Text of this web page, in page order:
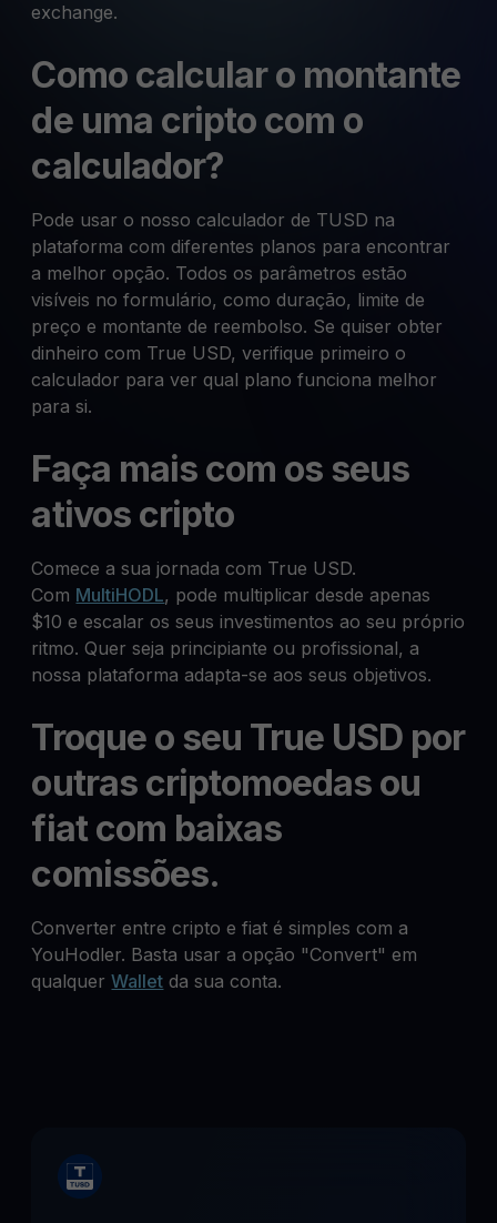
exchange.
Como calcular o montante
de uma cripto com o
calculador?
Pode usar o nosso calculador de TUSD na
plataforma com diferentes planos para encontrar
a melhor opção. Todos os parâmetros estão
visíveis no formulário, como duração, limite de
preço e montante de reembolso. Se quiser obter
dinheiro com True USD, verifique primeiro o
calculador para ver qual plano funciona melhor
para si.
Faça mais com os seus
ativos cripto
Comece a sua jornada com True USD.
Com MultiHODL, pode multiplicar desde apenas
$10 e escalar os seus investimentos ao seu próprio
ritmo. Quer seja principiante ou profissional, a
nossa plataforma adapta-se aos seus objetivos.
Troque o seu True USD por
outras criptomoedas ou
fiat com baixas
comissões.
Converter entre cripto e fiat é simples com a
YouHodler. Basta usar a opção "Convert" em
qualquerWallet da sua conta.